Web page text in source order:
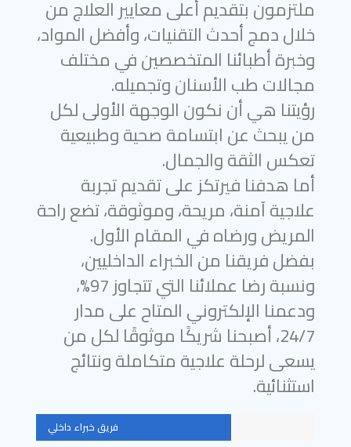
ملتزمون بتقديم أعلى معايير العلاج من
خلال دمج أحدث التقنيات، وأفضل المواد،
وخبرة أطبائنا المتخصصين في مختلف
مجالات طب الأسنان وتجميله.
رؤيتنا هي أن نكون الوجهة الأولى لكل
من يبحث عن ابتسامة صحية وطبيعية
تعكس الثقة والجمال.
أما هدفنا فيرتكز على تقديم تجربة
علاجية آمنة، مريحة، وموثوقة، تضع راحة
المريض ورضاه في المقام الأول.
بفضل فريقنا من الخبراء الداخليين،
ونسبة رضا عملائنا التي تتجاوز 97%،
ودعمنا الإلكتروني المتاح على مدار
24/7، أصبحنا شريكًا موثوقًا لكل من
يسعى لرحلة علاجية متكاملة ونتائج
استثنائية.
فريق خبراء داخلي